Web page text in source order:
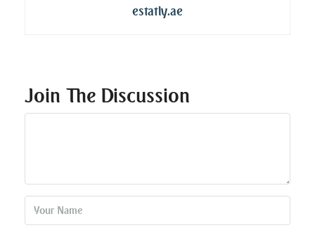
estatly.ae
Join The Discussion